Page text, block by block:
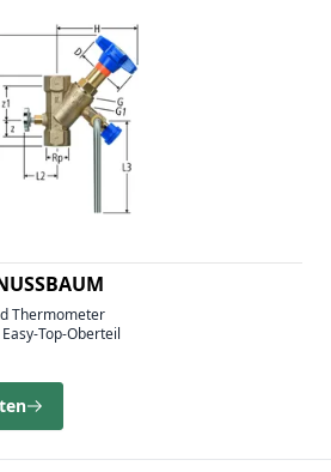
Thermometer
Top-Oberteil